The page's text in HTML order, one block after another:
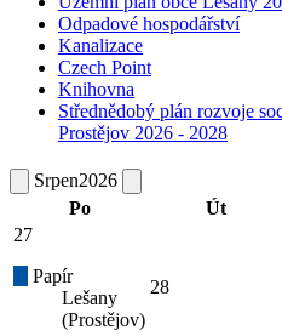
Odpadové hospodářství
Kanalizace
Czech Point
Knihovna
Střednědobý plán rozvoje
Prostějov 2026 - 2028
Srpen2026
Po
Út
27
Papír
Lešany
(Prostějov)
28